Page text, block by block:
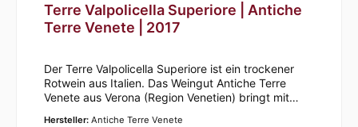
Terre Valpolicella Superiore | Antiche
Terre Venete | 2017
Der Terre Valpolicella Superiore ist ein trockener
Rotwein aus Italien. Das Weingut Antiche Terre
Venete aus Verona (Region Venetien) bringt mit
Hersteller: Antiche Terre Venete